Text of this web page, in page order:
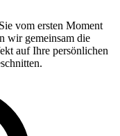
vom ersten Moment
wir gemeinsam die
auf Ihre persönlichen